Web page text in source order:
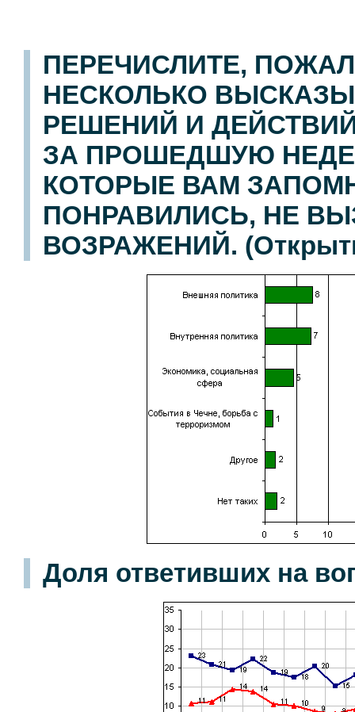
ПЕРЕЧИСЛИТЕ,
НЕСКОЛЬКО
РЕШЕНИЙ И
ЗА ПРОШЕДШУЮ
КОТОРЫЕ ВАМ
ПОНРАВИЛИСЬ, НЕ
ВОЗРАЖЕНИЙ.
Доля ответивших на